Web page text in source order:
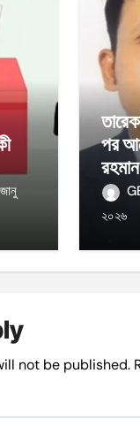
জানু
পর
রহমান
২০২৬
not be published.